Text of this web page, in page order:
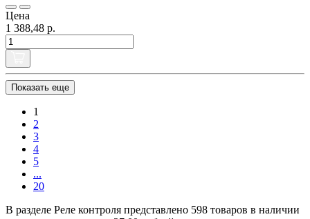
Цена
1 388,48 р.
Показать еще
1
2
3
4
5
...
20
В разделе Реле контроля представлено 598 товаров в наличии